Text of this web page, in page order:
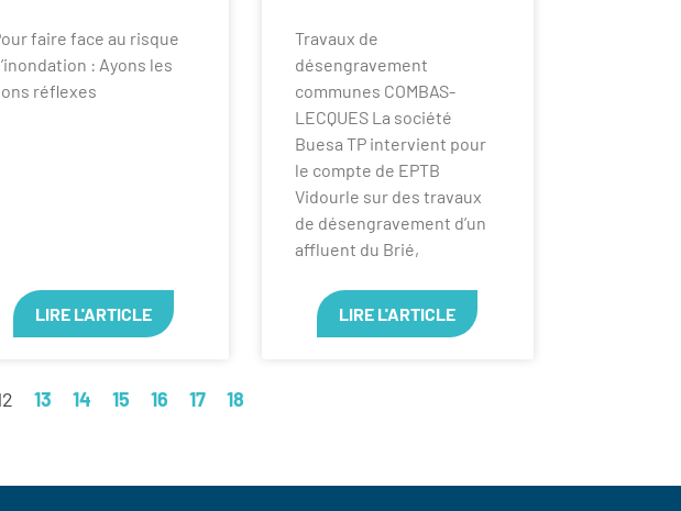
faire face au risque
: Ayons les
réflexes
LIRE L'ARTICLE
Travaux de
désengravement
communes COMBAS-
LECQUES La société
Buesa TP intervient pour
le compte de EPTB
Vidourle sur des travaux
de désengravement d’un
affluent du Brié,
LIRE L'ARTICLE
13 14 15 16 17 18